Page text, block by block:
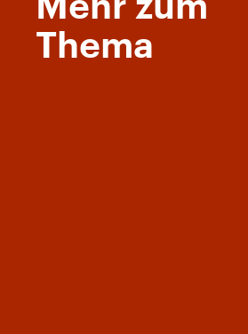
Mehr zum
Thema